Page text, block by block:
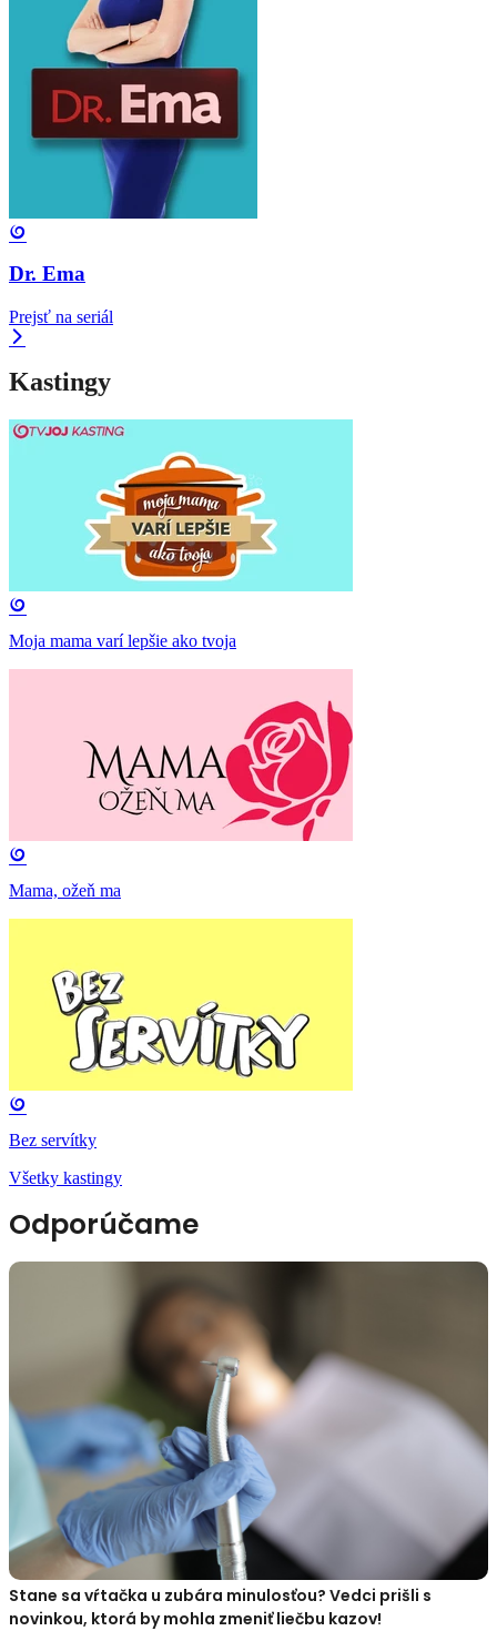
Dr. Ema
Prejsť na seriál
Kastingy
Moja mama varí lepšie ako tvoja
Mama, ožeň ma
Bez servítky
Všetky kastingy
Odporúčame
Stane sa vŕtačka u zubára minulosťou? Vedci prišli s
novinkou, ktorá by mohla zmeniť liečbu kazov!